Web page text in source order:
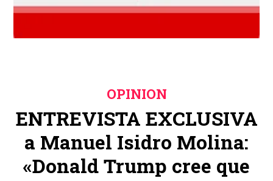
ENTREVISTA EXCLUSIVA
a Manuel Isidro Molina:
«Donald Trump cree que
OPINION